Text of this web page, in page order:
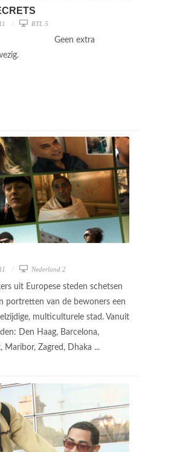
RTL 5
Geen extra
Nederland 2
uit Europese steden schetsen
portretten van de bewoners een
multiculturele stad. Vanuit
Den Haag, Barcelona,
Maribor, Zagred, Dhaka ...